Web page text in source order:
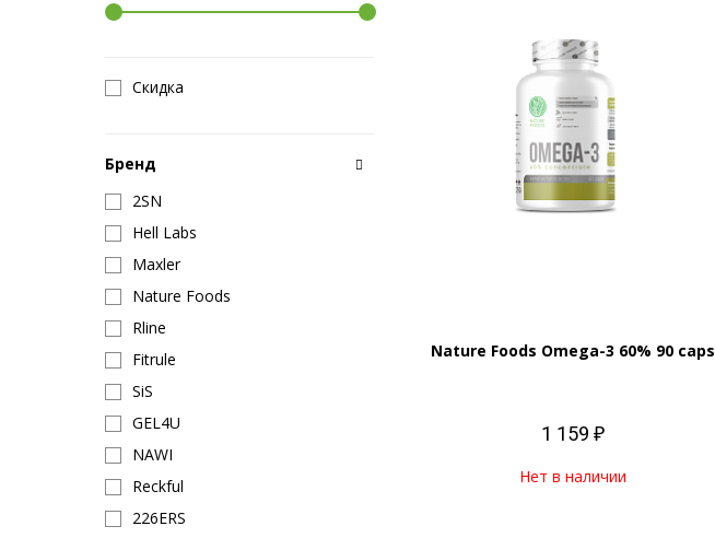
Скидка
Бренд
2SN
Hell Labs
Maxler
Nature Foods
Rline
Fitrule
SiS
GEL4U
NAWI
Reckful
226ERS
Nature Foods Omega-3 60% 90 caps
1 159 ₽
Нет в наличии